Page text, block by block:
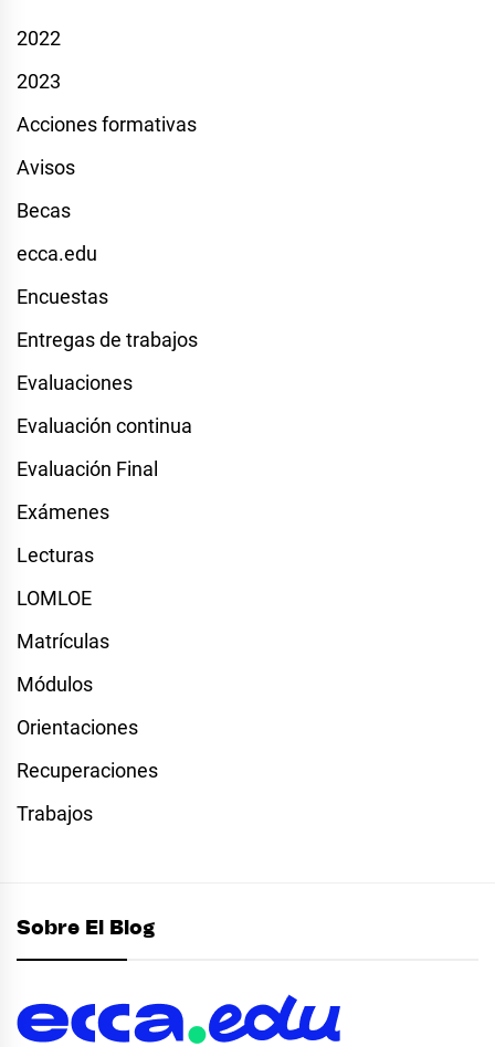
2022
2023
Acciones formativas
Avisos
Becas
ecca.edu
Encuestas
Entregas de trabajos
Evaluaciones
Evaluación continua
Evaluación Final
Exámenes
Lecturas
LOMLOE
Matrículas
Módulos
Orientaciones
Recuperaciones
Trabajos
Sobre El Blog